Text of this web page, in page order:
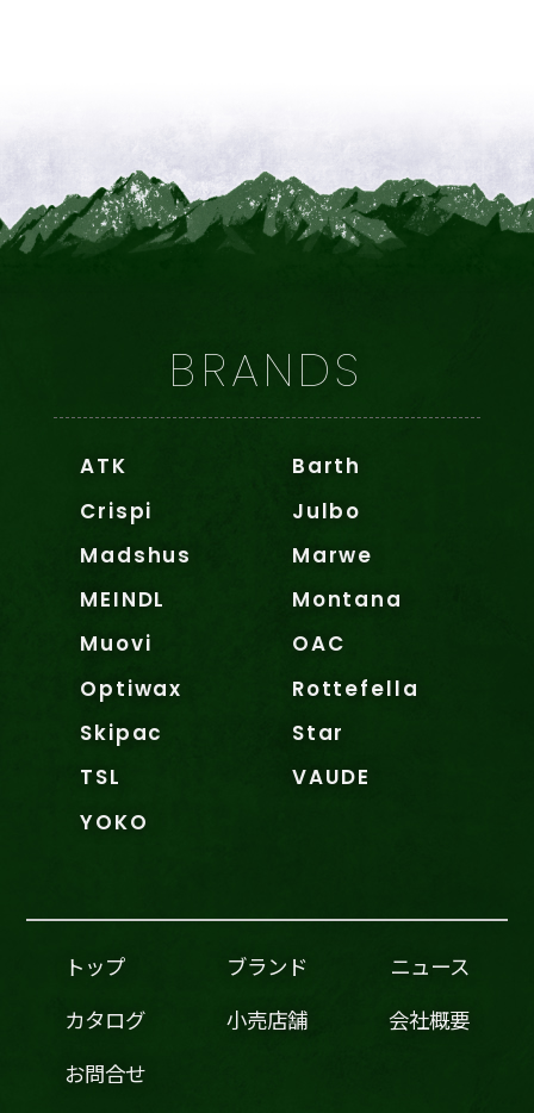
BRANDS
ATK
Barth
Crispi
Julbo
Madshus
Marwe
MEINDL
Montana
Muovi
OAC
Optiwax
Rottefella
Skipac
Star
TSL
VAUDE
YOKO
トップ ブランド
ニュース
カタログ
小売店舗
会社概要
お問合せ